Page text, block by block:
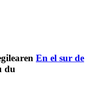
En el sur de
du